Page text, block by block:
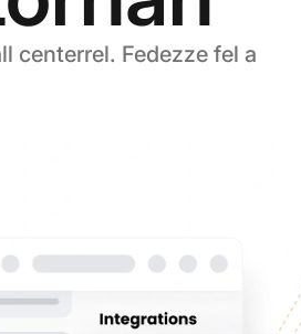
centerrel. Fedezze fel a